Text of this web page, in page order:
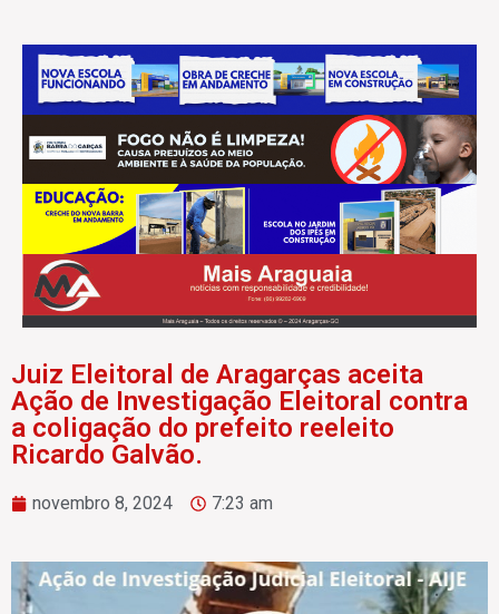
Juiz Eleitoral de Aragarças aceita
Ação de Investigação Eleitoral contra
a coligação do prefeito reeleito
Ricardo Galvão.
novembro 8, 2024 7:23 am